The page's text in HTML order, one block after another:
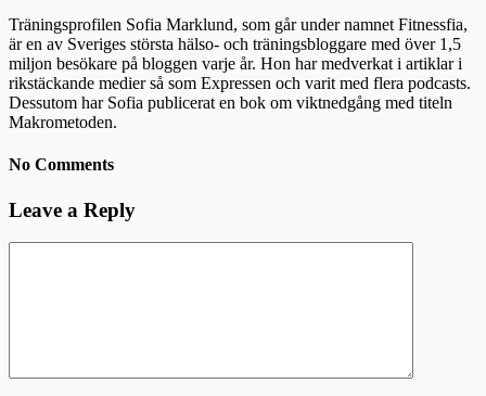
Träningsprofilen Sofia Marklund, som går under namnet Fitnessfia,
är en av Sveriges största hälso- och träningsbloggare med över 1,5
miljon besökare på bloggen varje år. Hon har medverkat i artiklar i
rikstäckande medier så som Expressen och varit med flera podcasts.
Dessutom har Sofia publicerat en bok om viktnedgång med titeln
Makrometoden.
No Comments
Leave a Reply